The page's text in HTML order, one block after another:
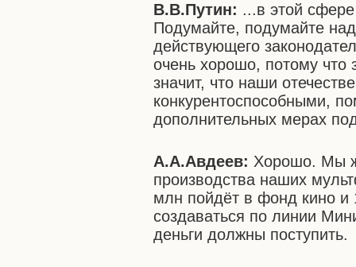
В.В.Путин: ...в этой
Подумайте, подумайте
действующего
очень хорошо, потому что
значит, что наши
конкурентоспособными,
дополнительных мерах
А.А.Авдеев: Хорошо. Мы
производства наших
млн пойдёт в фонд кино
создаваться по линии
деньги должны поступить.